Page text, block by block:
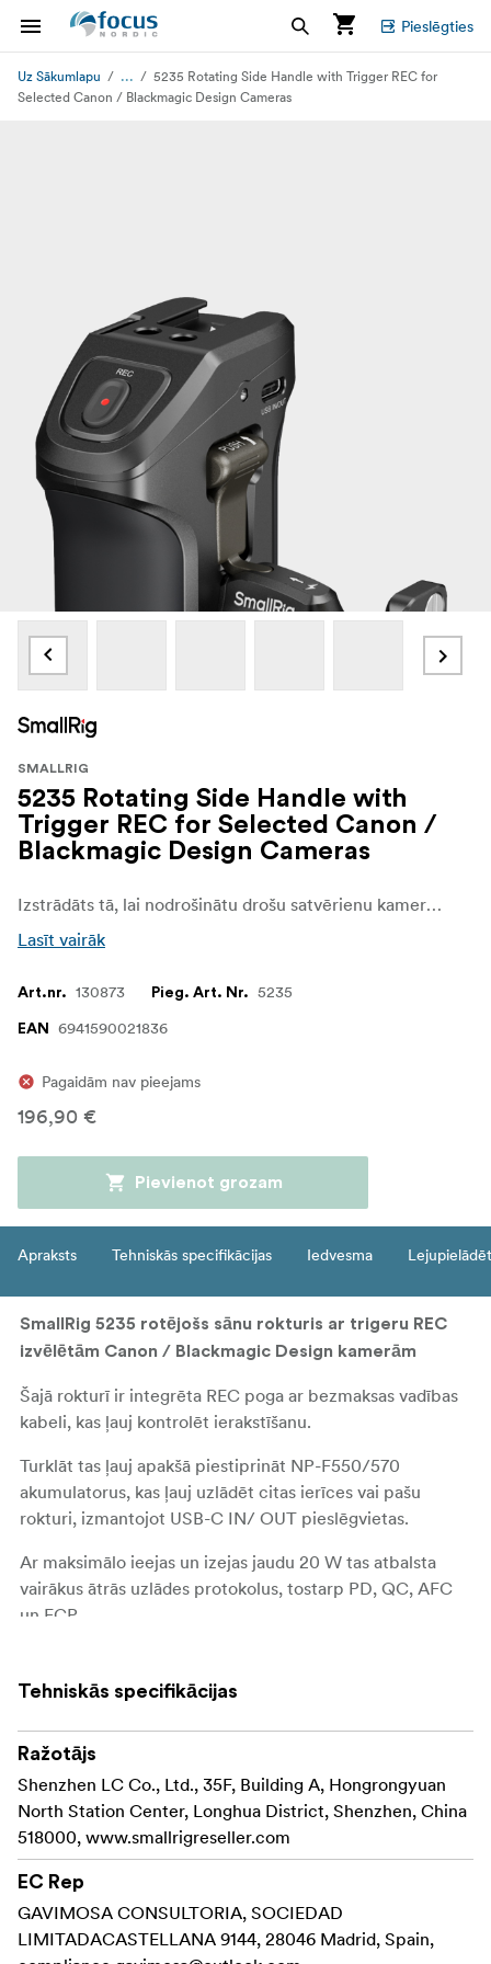
Pieslēgties
Uz Sākumlapu ...
5235 Rotating Side Handle with Trigger REC for
Selected Canon / Blackmagic Design Cameras
SMALLRIG
5235 Rotating Side Handle with
Trigger REC for Selected Canon /
Blackmagic Design Cameras
Izstrādāts tā, lai nodrošinātu drošu satvērienu kameras nemanāmai kontrolei. Rokturim ir integrēta slēdža vadības funkcija, un tas ir saderīgs ar NP-F550/570 akumulatoriem, kas nodrošina ilgāku enerģijas padevi. Ergonomiskais rokturis, kas pārklāts ar silikonu, nodrošina ērtu satvērienu abām rokām un piedāvā viena klikšķa bezpakāpju rotāciju, lai nodrošinātu vienmērīgu kameras kustību jebkurā leņķī.
Lasīt vairāk
Art.nr. 130873 Pieg. Art. Nr. 5235
EAN 6941590021836
Pagaidām nav pieejams
196,90 €
Pievienot grozam
Apraksts Tehniskās specifikācijas Iedvesma Lejupielādēt
SmallRig 5235 rotējošs sānu rokturis ar trigeru REC
izvēlētām Canon / Blackmagic Design kamerām
Šajā rokturī ir integrēta REC poga ar bezmaksas vadības
kabeli, kas ļauj kontrolēt ierakstīšanu.
Turklāt tas ļauj apakšā piestiprināt NP-F550/570
akumulatorus, kas ļauj uzlādēt citas ierīces vai pašu
rokturi, izmantojot USB-C IN/ OUT pieslēgvietas.
Ar maksimālo ieejas un izejas jaudu 20 W tas atbalsta
vairākus ātrās uzlādes protokolus, tostarp PD, QC, AFC
un FCP.
stiprinājums un siksniņas ligzda, lai piestiprinātu tādus
siksniņas.
Piezīme:
Iepakojumā nav iekļautas NP-F550 vai NP-F570
baterijas.
NP-F550/570 baterijas ir nepieciešamas, lai
nodrošinātu Canon EOS sērijas un Blackmagic
Design BMPCC sērijas kameru vadību. Canon EOS
Tehniskās specifikācijas
Ražotājs
Shenzhen LC Co., Ltd., 35F, Building A, Hongrongyuan
North Station Center, Longhua District, Shenzhen, China
518000, www.smallrigreseller.com
EC Rep
GAVIMOSA CONSULTORIA, SOCIEDAD
LIMITADACASTELLANA 9144, 28046 Madrid, Spain,